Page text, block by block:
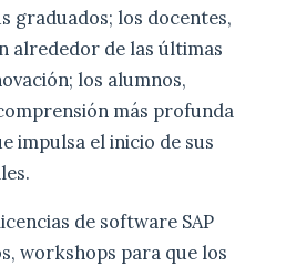
graduados; los docentes,
alrededor de las últimas
los alumnos,
más profunda
impulsa el inicio de sus
de software SAP
workshops para que los